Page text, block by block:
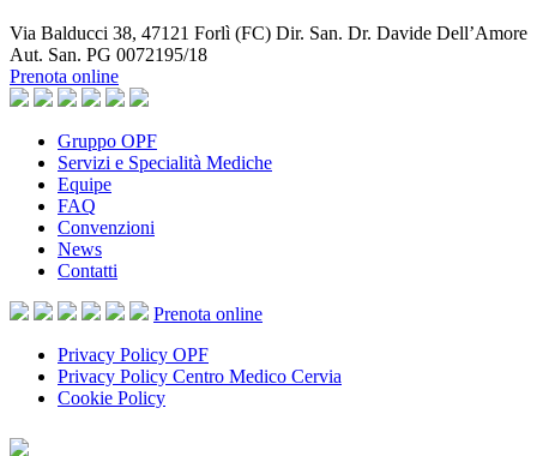
Via Balducci 38, 47121 Forlì (FC) Dir. San. Dr. Davide Dell’Amore
Aut. San. PG 0072195/18
Prenota online
Gruppo OPF
Servizi e Specialità Mediche
Equipe
FAQ
Convenzioni
News
Contatti
Prenota online
Privacy Policy OPF
Privacy Policy Centro Medico Cervia
Cookie Policy